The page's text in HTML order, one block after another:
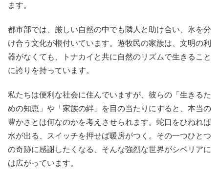
ます。
都市部では、厳しい自然の中でも隣人と助け合い、氷を分
け合う文化が根付いています。遊牧民の家族は、文明の利
器がなくても、トナカイと共に自然のリズムで生きること
に誇りを持っています。
私たちは便利な社会に住んでいますが、彼らの「生きるた
めの知恵」や「家族の絆」を目の当たりにすると、本当の
豊かさとは何なのかを考えさせられます。蛇口をひねれば
水が出る、スイッチを押せば暖房がつく。その一つひとつ
の奇跡に感謝したくなる、そんな強烈な世界がシベリアに
は広がっています。